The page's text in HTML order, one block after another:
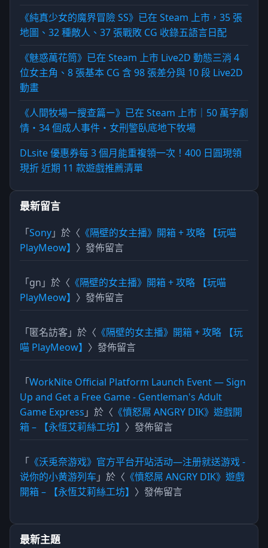
《純真少女的魔界冒險 SS》已在 Steam 上市，35 張
地圖、32 種敵人、37 張戰敗 CG 收錄五語言日配
《魅惑萬花筒》已在 Steam 上市 Live2D 動態三消 4
位女主角、8 張基本 CG 含 98 張差分與 10 段 Live2D
動畫
《人間牧場ー搜查篇ー》已在 Steam 上市｜50 萬字劇
情・34 個成人事件・女刑警臥底地下牧場
DLsite 優惠券每 3 個月能重複領一次！400 日圓現領
現折 近期 11 款遊戲推薦清單
最新留言
「Sony」於〈 《隔壁的女主播》開箱 + 攻略 【玩喵
PlayMeow】 〉發佈留言
「gn 」於〈 《隔壁的女主播》開箱 + 攻略 【玩喵
PlayMeow】 〉發佈留言
「匿名訪客」於〈 《隔壁的女主播》開箱 + 攻略 【玩
喵 PlayMeow】 〉發佈留言
「WorkNite Official Platform Launch Event — Sign
Up and Get a Free Game - Gentleman's Adult
Game Express 」於〈 《憤怒屌 ANGRY DIK》遊戲開
箱 – 【永恆艾莉絲工坊】 〉發佈留言
「 《沃兎奈游戏》官方平台开站活动—注册就送游戏 -
说你的小黄游列车 」於〈 《憤怒屌 ANGRY DIK》遊戲
開箱 – 【永恆艾莉絲工坊】 〉發佈留言
最新主題